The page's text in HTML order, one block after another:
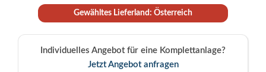
Gewähltes Lieferland: Österreich
Individuelles Angebot für eine Komplettanlage?
Jetzt Angebot anfragen